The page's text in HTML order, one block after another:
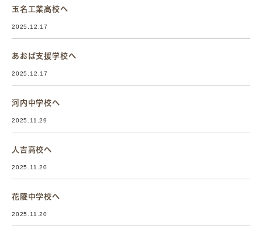
玉名工業高校へ
2025.12.17
あおば支援学校へ
2025.12.17
河内中学校へ
2025.11.29
人吉高校へ
2025.11.20
花陵中学校へ
2025.11.20